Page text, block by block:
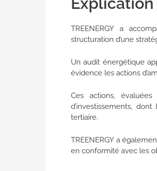
TREENERGY a
structuration d’une
Un audit énergétique
évidence les actions
Ces actions,
d’investissements,
tertiaire.
TREENERGY a
en conformité avec les